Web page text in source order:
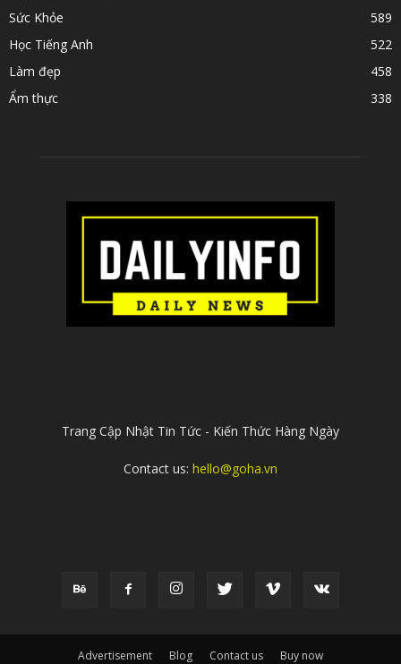
Sức Khỏe
589
Học Tiếng Anh
522
Làm đẹp
458
Ẩm thực
338
Trang Cập Nhật Tin Tức - Kiến Thức Hàng Ngày
Contact us: hello@goha.vn
Advertisement Blog Contact us Buy now